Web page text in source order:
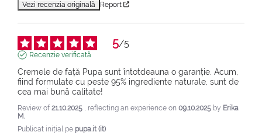
Vezi recenzia originală Report
5/5
Recenzie verificată
Cremele de față Pupa sunt întotdeauna o garanție. Acum,
fiind formulate cu peste 95% ingrediente naturale, sunt de
cea mai bună calitate!
Review of21.10.2025 , reflecting an experience on 09.10.2025 by Erika
M.
Publicat inițial pe pupa.it (it)